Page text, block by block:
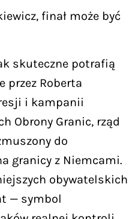
finał może być
skuteczne potrafią
przez Roberta
i kampanii
Obrony Granic, rząd
do
granicy z Niemcami.
obywatelskich
— symbol